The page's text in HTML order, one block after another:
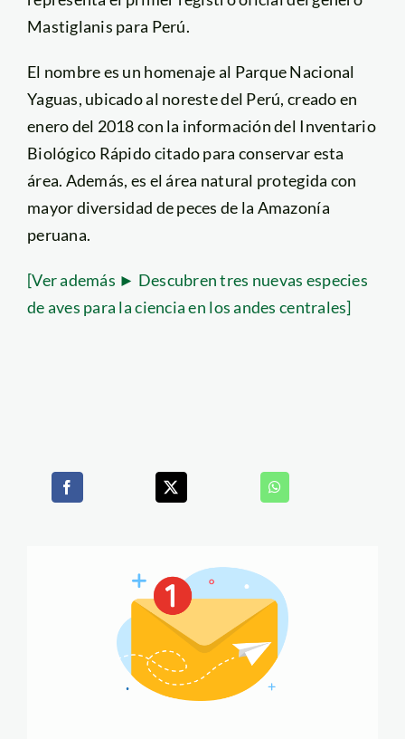
Mastiglanis para Perú.
El nombre es un homenaje al Parque Nacional
Yaguas, ubicado al noreste del Perú, creado en
enero del 2018 con la información del Inventario
Biológico Rápido citado para conservar esta
área. Además, es el área natural protegida con
mayor diversidad de peces de la Amazonía
peruana.
[Ver además ► Descubren tres nuevas especies
de aves para la ciencia en los andes centrales]